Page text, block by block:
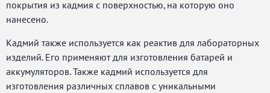
покрытия из кадмия с поверхностью, на которую оно
нанесено.
Кадмий также используется как реактив для лабораторных
изделий. Его применяют для изготовления батарей и
аккумуляторов. Также кадмий используется для
изготовления различных сплавов с уникальными